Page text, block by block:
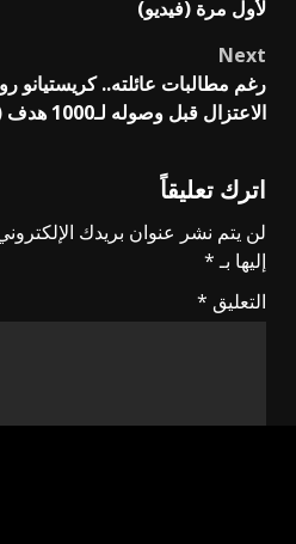
لأول مرة (فيديو)
Next
رغم مطالبات عائلته..
الاعتزال قبل وصوله لـ1000 هدف (فيديو)
اترك تعليقاً
لن يتم نشر عنوان بريدك
إليها بـ*
التعليق *